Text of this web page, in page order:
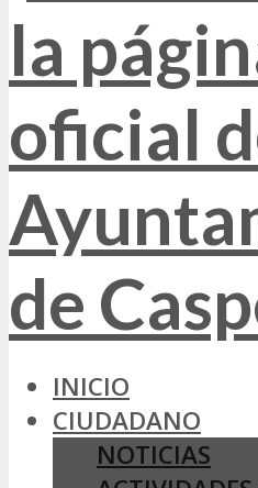
INICIO
CIUDADANO
NOTICIAS